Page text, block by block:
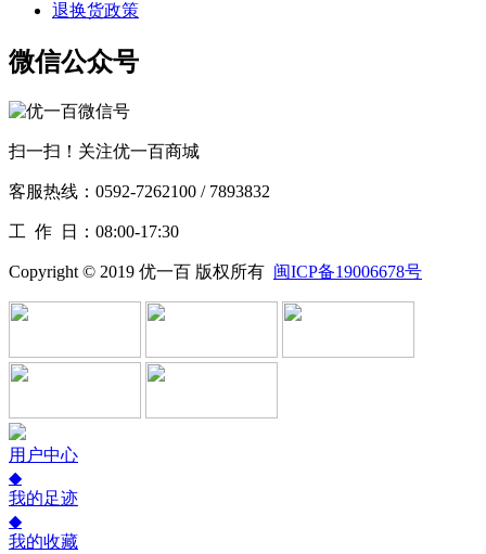
退换货政策
微信公众号
扫一扫！关注优一百商城
客服热线：0592-7262100 / 7893832
工作 日：08:00-17:30
Copyright © 2019 优一百 版权所有 闽ICP备19006678号
用户中心
◆
我的足迹
◆
我的收藏